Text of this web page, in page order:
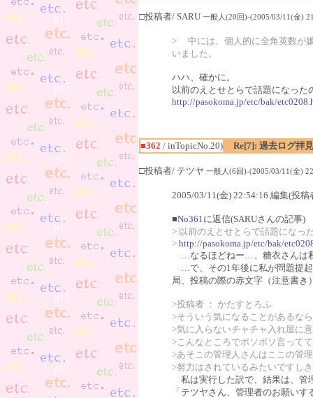
□投稿者/ SARU 一般人(20回)-(2005/03/11(金)
> 中には、個人的に全角英数が
いました。
ハハ、確かに。
以前のえとせとらで話題になった
http://pasokoma.jp/etc/bak/
■362 / inTopicNo.20) Re[7]: 過去ログ拝
□投稿者/ テツヤ 一般人(6回)-(2005/03/11(金)
2005/03/11(金) 22:54:16 編集(投稿
■No361 に返信(SARUさんの記事)
> 以前のえとせとらで話題になっ
> http://pasokoma.jp/etc/bak/
…なるほどねー…、糖衣さんは
…で、その1年後に私が問題提起
局、投稿の際の赤文字（注意書
>投稿者 ： かたすとろふ
>そういう気になることがあるな
>気に入らないチャチャ入れ屋に
>こんなところでボソボソ言って
>あそこの管理人さんはここの管
>努力はされているみたいですし
私は実行した訳で、結果は、管
「テツヤさん、管理者のお願い